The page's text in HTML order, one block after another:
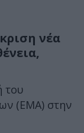
νέα
του
(ΕΜΑ) στην